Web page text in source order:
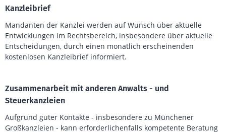
Kanzleibrief
Mandanten der Kanzlei werden auf Wunsch über aktuelle
Entwicklungen im Rechtsbereich, insbesondere über aktuelle
Entscheidungen, durch einen monatlich erscheinenden
kostenlosen Kanzleibrief informiert.
Zusammenarbeit mit anderen Anwalts - und
Steuerkanzleien
Aufgrund guter Kontakte - insbesondere zu Münchener
Großkanzleien - kann erforderlichenfalls kompetente Beratung